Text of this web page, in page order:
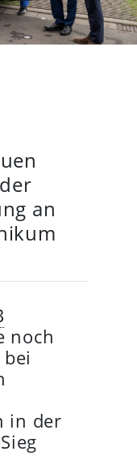
an
noch
in der